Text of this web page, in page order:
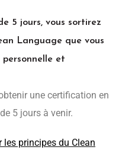
5 jours, vous sortirez
Language que vous
et
une certification en
5 jours à venir.
les principes du Clean